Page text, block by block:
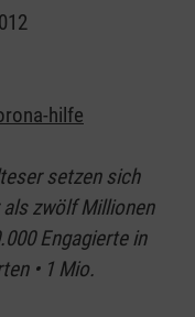
hilfe
setzen sich
zwölf Millionen
Engagierte in
• 1 Mio.